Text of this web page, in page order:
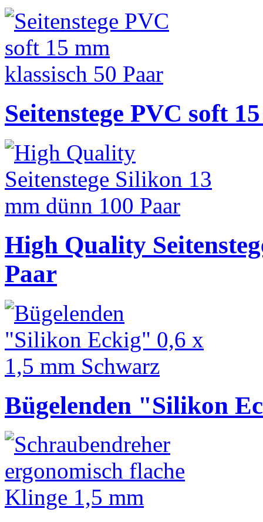
Seitenstege PVC soft
High Quality
Paar
Bügelenden "Silikon